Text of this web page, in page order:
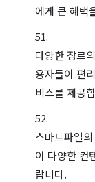
에게 큰 혜택
다양한 장르
용자들이 편
비스를 제공
스마트파일
이 다양한 컨
랍니다.